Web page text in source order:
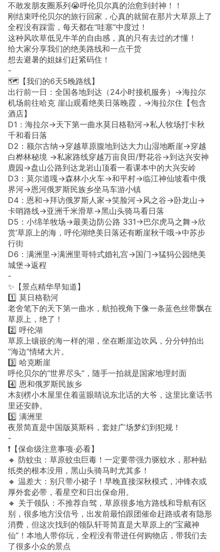
不敢发朋友圈系列😭呼伦贝尔真的治愈到封神！！
刚结束呼伦贝尔的旅行回家，心真的就留在那片大草原上了
全程没有踩雷，每天都在“哇塞”中度过！
这种风吹草低见牛羊的自由感，真的只有去过的才懂！
给大家分享我们的绝美路线和一点干货
想去避暑的姐妹们赶紧码住！
-
🗺️【我们的6天5晚路线】
出行前一日：全国各地到达（24小时接机服务）→海拉尔
机场前往哈克 崖山观看绝美日落晚霞，→海拉尔住【包含
酒店】
D1：海拉尔→天下第一曲水莫日格勒河→私人牧场打卡秋
千和看日落
D2：额尔古纳→穿越草原腹地到达大力山湿地断崖→穿越
白桦林秘境 →私家路线穿越万亩良田/野花谷→到达兴安神
鹿园→盘山公路到达龙岩山顶看一看课本中的大兴安岭
D3：莫尔道嘎→森林小火车→和平村→临江神仙坡看中俄
界河→恩河俄罗斯民族乡坐马车游小镇
D4：恩和→拜访俄罗斯人家→笑脸河→风之谷→卧龙山→
卡哨路线→亚洲千米滑草→黑山头骑马看日落
D5：小绵羊牧场→最美边防公路 331→巴尔虎马之舞→欣
赏‘草原上的海，呼伦湖绝美日落还有断崖秋千哦→中苏步
行街
D6：满洲里→满洲里哥特式婚礼宫→国门→猛犸公园绝美
城堡→返程
-
✨【景点精华早知道】
1️⃣ 莫日格勒河
老舍笔下的天下第一曲水，航拍视角下像一条蓝色丝带飘在
草原上，绝了！
2️⃣ 呼伦湖
草原上镶嵌的海一样的湖，坐在断崖边吹风，分分钟拍出
“海边”情绪大片。
3️⃣ 哈克断崖
呼伦贝尔的“世界尽头”，随手一拍就是国家地理封面
4️⃣ 恩和俄罗斯民族乡
木刻楞小木屋里住着蓝眼睛说东北话的大爷，这里比童话书
里还安静。
5️⃣ 满洲里
夜景简直是中国版莫斯科，套娃广场梦幻到犯规！
-
❗️【保命级注意事项·必看】
🔸 防蚊虫：草原蚊虫巨毒！一定要带强力驱蚊水，那种贴
纸类的根本没用，黑山头骑马时尤其多！
🔸 温差大：别只带小裙子！早晚直接深秋模式，冲锋衣或
厚外套必带，看星空和日出保命用。
🔸 关于领队：不推荐自驾，草原很多地方路线和导航有区
别，很多地方没信号，出发前最怕跟团催命赶路或者有隐形
消费，但这次找到的领队轩哥简直是大草原上的“宝藏神
仙”！本地人带你玩，全程没有带进任何购物店，带我们去
了很多小众的景点